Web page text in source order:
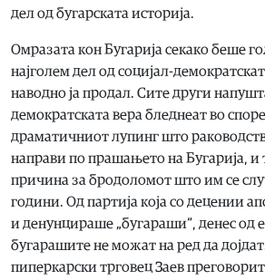
дел од бугарската историја.
Омразата кон Бугарија секако беше
најголем дел од социјал-
наводно ја продал. Сите други
демократската вера бледнеат во
драматичниот лупинг што
направи по прашањето на Бугарија, и
причина за бродоломот што им се
години. Од партија која со децении
и денунцираше „бугараши“, денес од
бугарашите не можат на ред да
пиперкарски трговец Заев